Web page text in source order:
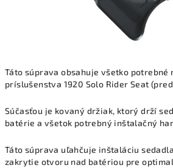
Táto súprava obsahuje všetko potrebné
príslušenstva 1920 Solo Rider Seat
Súčasťou je kovaný držiak, ktorý drží
batérie a všetok potrebný inštalačný
Táto súprava uľahčuje inštaláciu
zakrytie otvoru nad batériou pre